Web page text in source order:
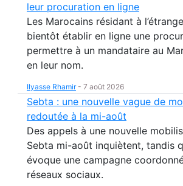
leur procuration en ligne
Les Marocains résidant à
bientôt établir en ligne une
permettre à un mandataire au
en leur nom.
Ilyasse Rhamir- 7 août 2026
Sebta : une nouvelle vague de
redoutée à la mi-août
Des appels à une nouvelle
Sebta mi-août inquiètent, tandis
évoque une campagne
réseaux sociaux.